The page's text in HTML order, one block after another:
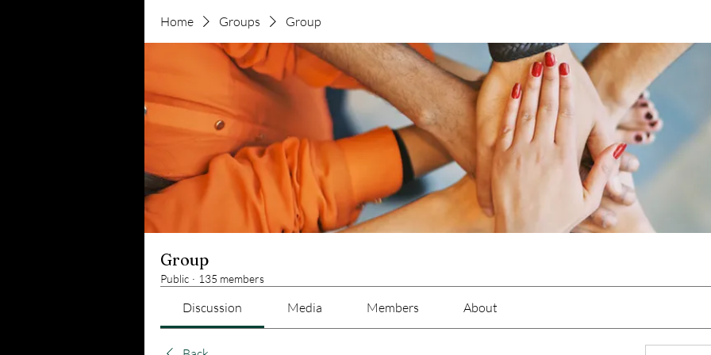
Home Groups Group
Group
Public · 135 members
Discussion Media Members About